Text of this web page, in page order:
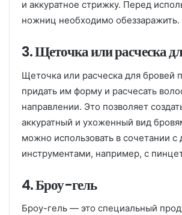
и аккуратное стрижку. Перед
ножниц необходимо обеззаражить.
3. Щеточка или расческа
Щеточка или расческа для бровей
придать им форму и расчесать
направлении. Это позволяет
аккуратный и ухоженный вид
можно использовать в сочетании с
инструментами, например, с
4. Броу-гель
Броу-гель — это специальный